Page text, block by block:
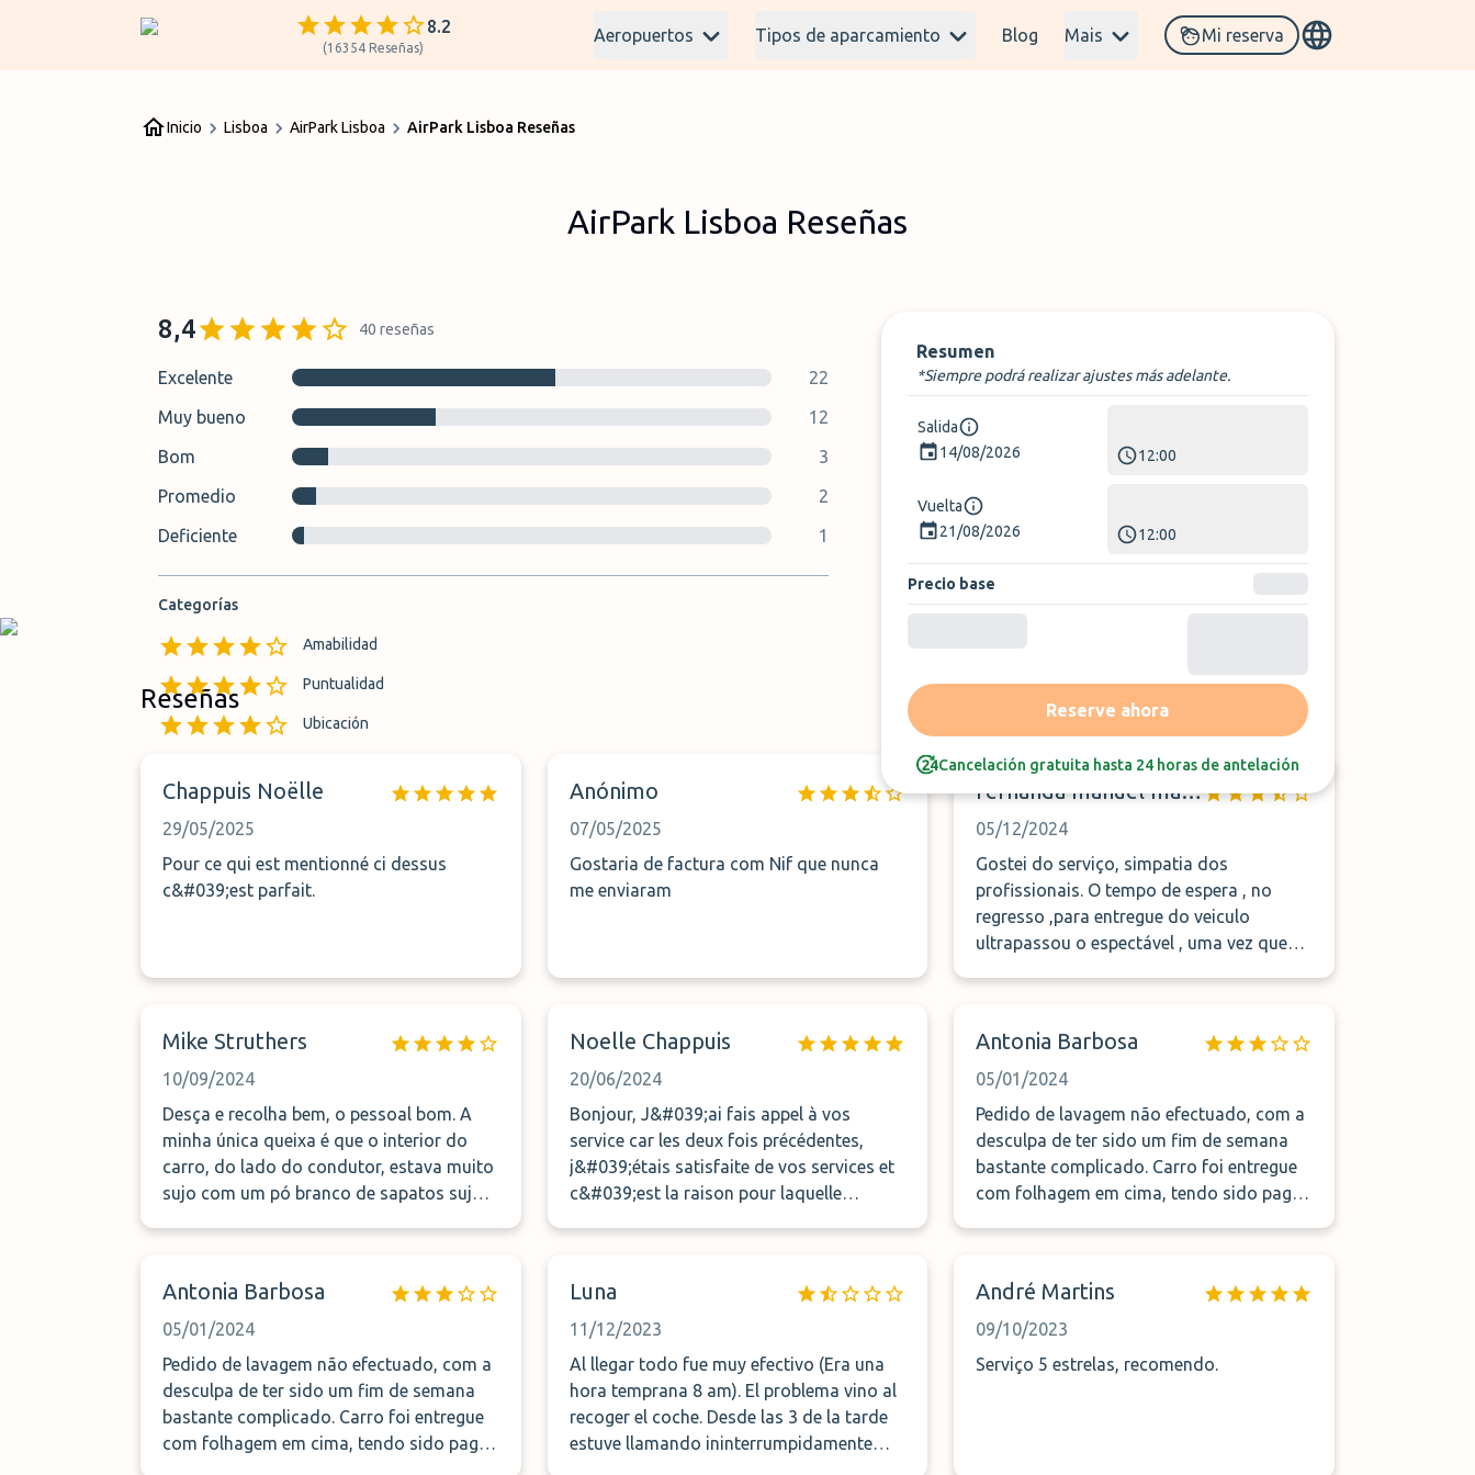
8.2
(16354 Reseñas)
Aeropuertos Tipos de aparcamiento Blog Mais Mi reserva
Inicio Lisboa AirPark Lisboa AirPark Lisboa Reseñas
AirPark Lisboa Reseñas
8,4 40 reseñas
Excelente
22
Muy bueno
12
Bom
3
Promedio
2
Deficiente
1
Categorías
Amabilidad
Puntualidad
Ubicación
Resumen
*Siempre podrá realizar ajustes más adelante.
Salida
14/08/2026
12:00
Vuelta
21/08/2026
12:00
Precio base
Reserve ahora
Cancelación gratuita hasta 24 horas de antelación
Reseñas Última reseña
Chappuis Noëlle
29/05/2025
Pour ce qui est mentionné ci dessus
c&#039;est parfait.
Anónimo
07/05/2025
Gostaria de factura com Nif que nunca
me enviaram
fernanda manuel marques dos santos
05/12/2024
Gostei do serviço, simpatia dos
profissionais. O tempo de espera , no
regresso ,para entregue do veiculo
ultrapassou o espectável , uma vez que
pagamento do serviço no dia que o fiz.
Experiencia a repetir Para repetir
Mike Struthers
10/09/2024
Desça e recolha bem, o pessoal bom. A
minha única queixa é que o interior do
carro, do lado do condutor, estava muito
sujo com um pó branco de sapatos sujos.
Noelle Chappuis
20/06/2024
Bonjour, J&#039;ai fais appel à vos
service car les deux fois précédentes,
j&#039;étais satisfaite de vos services et
c&#039;est la raison pour laquelle
surprise et déçue. Le véhicule était plein de
poussière jaune de pollen avec des petites
herbes provenant d&#039;arbres.
Pourtant, j&#039;ai payé pour un parking
couvert ??!!. Je l&#039;ai dis au voiturier à
la remise de la clef et sa réponse était que
lui n&#039;en savait rien ???!!!.
Antonia Barbosa
05/01/2024
Pedido de lavagem não efectuado, com a
desculpa de ter sido um fim de semana
bastante complicado. Carro foi entregue
com folhagem em cima, tendo sido pago
Antonia Barbosa
05/01/2024
Pedido de lavagem não efectuado, com a
desculpa de ter sido um fim de semana
bastante complicado. Carro foi entregue
com folhagem em cima, tendo sido pago
Luna
11/12/2023
Al llegar todo fue muy efectivo (Era una
hora temprana 8 am). El problema vino al
recoger el coche. Desde las 3 de la tarde
estuve llamando ininterrumpidamente
André Martins
09/10/2023
Serviço 5 estrelas, recomendo.